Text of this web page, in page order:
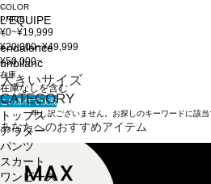
L'EQUIPE
endalence
unbilanc
大きいサイズ
CATEGORY
トップス
アウター
パンツ
スカート
ワンピース
COLOR
PRICE
¥0~¥19,999
¥20,000~¥49,999
¥50,000~
在庫
在庫なしを含む
この条件で検索
申し訳ございません。お探しのキーワードに該当
あなたへのおすすめアイテム